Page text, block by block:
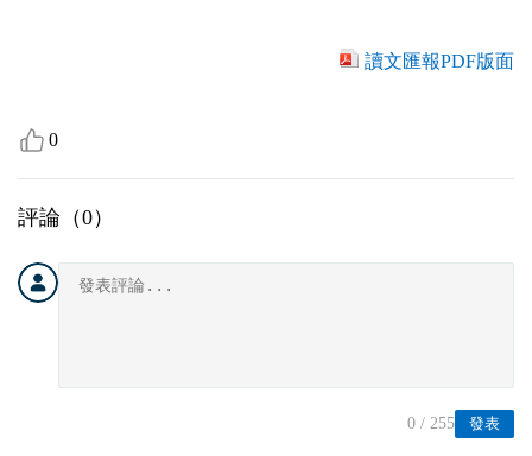
讀文匯報PDF版面
0
評論（0）
發表
0 / 255